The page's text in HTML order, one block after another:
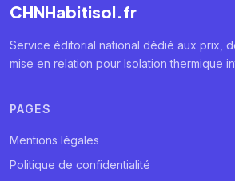
CHNHabitisol.fr
Service éditorial national dédié aux prix,
mise en relation pour Isolation thermique
PAGES
Mentions légales
Politique de confidentialité